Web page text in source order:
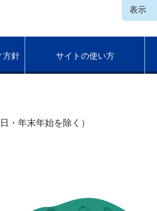
表示
方針 サイトの使い方
・年末年始を除く）